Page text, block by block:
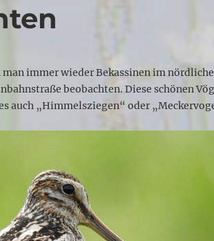
immer wieder Bekassinen im
beobachten. Diese schönen
auch „Himmelsziegen“ oder